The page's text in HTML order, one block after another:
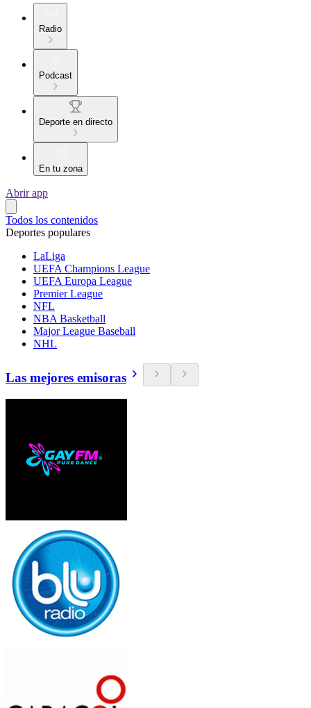
Radio
Podcast
Deporte en directo
En tu zona
Abrir app
Todos los contenidos
Deportes populares
LaLiga
UEFA Champions League
UEFA Europa League
Premier League
NFL
NBA Basketball
Major League Baseball
NHL
Las mejores emisoras